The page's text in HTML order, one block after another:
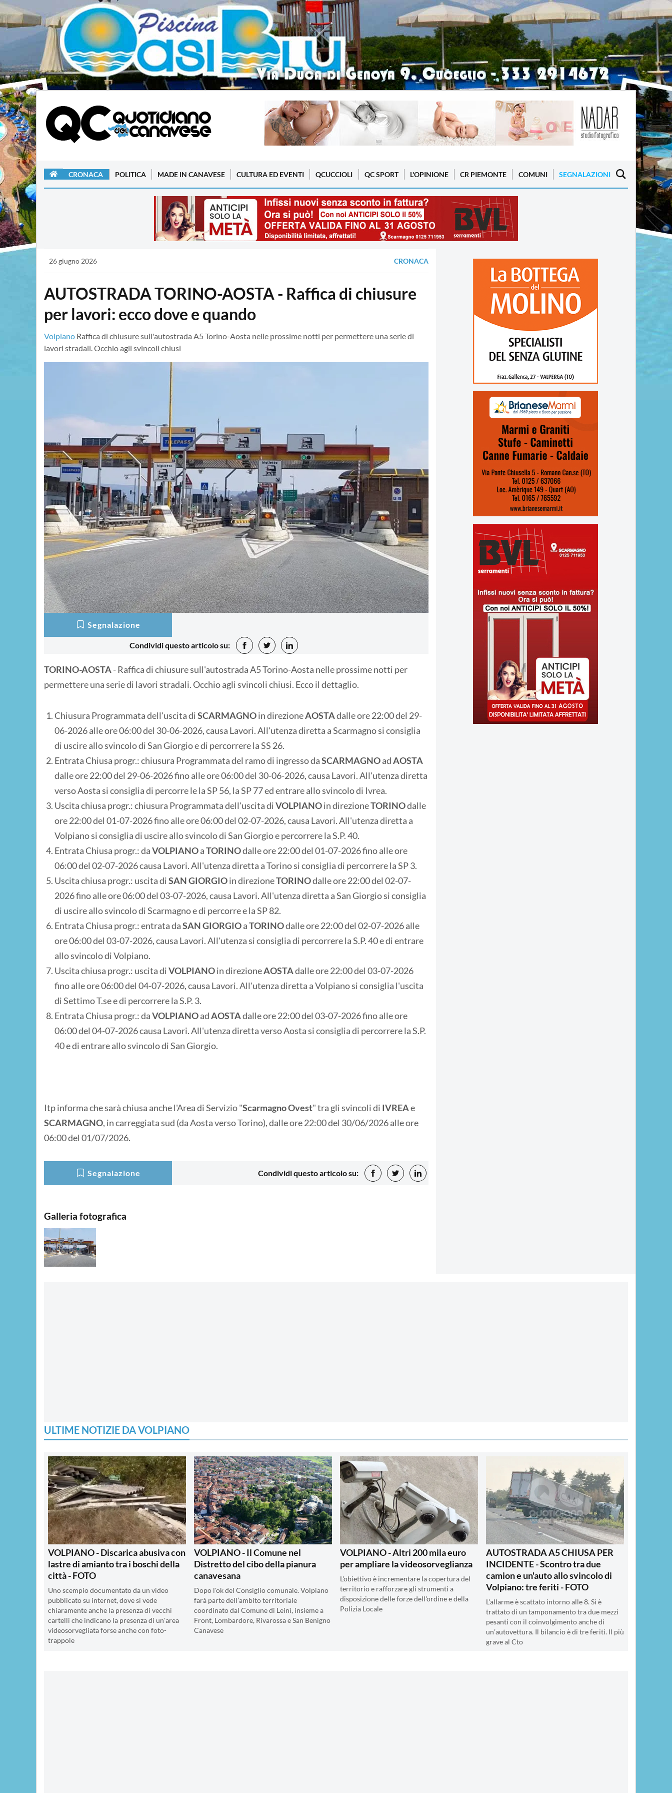
CRONACA POLITICA MADE IN CANAVESE CULTURA ED EVENTI QCUCCIOLI QC SPORT L'OPINIONE CR PIEMONTE COMUNI SEGNALAZIONI
26 giugno 2026 CRONACA
AUTOSTRADA TORINO-AOSTA - Raffica di chiusure
per lavori: ecco dove e quando
Volpiano Raffica di chiusure sull'autostrada A5 Torino-Aosta nelle prossime notti per permettere una serie di
lavori stradali. Occhio agli svincoli chiusi
Segnalazione
Condividi questo articolo su:
TORINO-AOSTA- Raffica di chiusure sull'autostrada A5 Torino-Aosta nelle prossime notti per
permettere una serie di lavori stradali. Occhio agli svincoli chiusi. Ecco il dettaglio.
Chiusura Programmata dell'uscita diSCARMAGNOin direzioneAOSTAdalle ore 22:00 del 29-
06-2026 alle ore 06:00 del 30-06-2026, causa Lavori. All'utenza diretta a Scarmagno si consiglia
di uscire allo svincolo di San Giorgio e di percorrere la SS 26.
Entrata Chiusa progr.: chiusura Programmata del ramo di ingresso daSCARMAGNOadAOSTA
dalle ore 22:00 del 29-06-2026 fino alle ore 06:00 del 30-06-2026, causa Lavori. All'utenza diretta
verso Aosta si consiglia di percorre le la SP 56, la SP 77 ed entrare allo svincolo di Ivrea.
Uscita chiusa progr.: chiusura Programmata dell'uscita diVOLPIANOin direzioneTORINOdalle
ore 22:00 del 01-07-2026 fino alle ore 06:00 del 02-07-2026, causa Lavori. All'utenza diretta a
Volpiano si consiglia di uscire allo svincolo di San Giorgio e percorrere la S.P. 40.
Entrata Chiusa progr.: daVOLPIANOaTORINOdalle ore 22:00 del 01-07-2026 fino alle ore
06:00 del 02-07-2026 causa Lavori. All'utenza diretta a Torino si consiglia di percorrere la SP 3.
Uscita chiusa progr.: uscita diSAN GIORGIOin direzioneTORINOdalle ore 22:00 del 02-07-
2026 fino alle ore 06:00 del 03-07-2026, causa Lavori. All'utenza diretta a San Giorgio si consiglia
di uscire allo svincolo di Scarmagno e di percorre e la SP 82.
Entrata Chiusa progr.: entrata daSAN GIORGIOaTORINOdalle ore 22:00 del 02-07-2026 alle
ore 06:00 del 03-07-2026, causa Lavori. All'utenza si consiglia di percorrere la S.P. 40 e di entrare
allo svincolo di Volpiano.
Uscita chiusa progr.: uscita diVOLPIANOin direzioneAOSTAdalle ore 22:00 del 03-07-2026
fino alle ore 06:00 del 04-07-2026, causa Lavori. All'utenza diretta a Volpiano si consiglia l'uscita
di Settimo T.se e di percorrere la S.P. 3.
Entrata Chiusa progr.: daVOLPIANOadAOSTAdalle ore 22:00 del 03-07-2026 fino alle ore
06:00 del 04-07-2026 causa Lavori. All'utenza diretta verso Aosta si consiglia di percorrere la S.P.
40 e di entrare allo svincolo di San Giorgio.
Itp informa che sarà chiusa anche l'Area di Servizio "Scarmagno Ovest" tra gli svincoli di IVREAe
SCARMAGNO, in carreggiata sud (da Aosta verso Torino), dalle ore 22:00 del 30/06/2026 alle ore
06:00 del 01/07/2026.
Segnalazione Condividi questo articolo su:
Galleria fotografica
ULTIME NOTIZIE DA VOLPIANO
VOLPIANO - Discarica abusiva con
lastre di amianto tra i boschi della
città - FOTO
Uno scempio documentato da un video
pubblicato su internet, dove si vede
chiaramente anche la presenza di vecchi
cartelli che indicano la presenza di un'area
videosorvegliata forse anche con foto-
trappole
VOLPIANO - Il Comune nel
Distretto del cibo della pianura
canavesana
Dopo l'ok del Consiglio comunale. Volpiano
farà parte dell’ambito territoriale
coordinato dal Comune di Leinì, insieme a
Front, Lombardore, Rivarossa e San Benigno
Canavese
VOLPIANO - Altri 200 mila euro
per ampliare la videosorveglianza
L'obiettivo è incrementare la copertura del
territorio e rafforzare gli strumenti a
disposizione delle forze dell'ordine e della
Polizia Locale
AUTOSTRADA A5 CHIUSA PER
INCIDENTE - Scontro tra due
camion e un'auto allo svincolo di
Volpiano: tre feriti - FOTO
L'allarme è scattato intorno alle 8. Si è
trattato di un tamponamento tra due mezzi
pesanti con il coinvolgimento anche di
un’autovettura. Il bilancio è di tre feriti. Il più
grave al Cto